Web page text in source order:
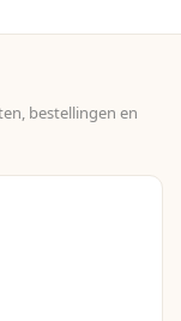
bestellingen en